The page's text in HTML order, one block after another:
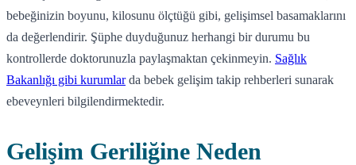
bebeğinizin boyunu, kilosunu ölçtüğü gibi, gelişimsel basamaklarını
da değerlendirir. Şüphe duyduğunuz herhangi bir durumu bu
kontrollerde doktorunuzla paylaşmaktan çekinmeyin. Sağlık
Bakanlığı gibi kurumlarda bebek gelişim takip rehberleri sunarak
ebeveynleri bilgilendirmektedir.
Gelişim Geriliğine Neden